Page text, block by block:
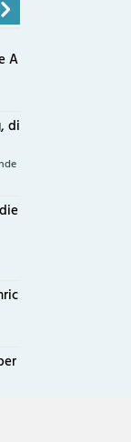
A
di